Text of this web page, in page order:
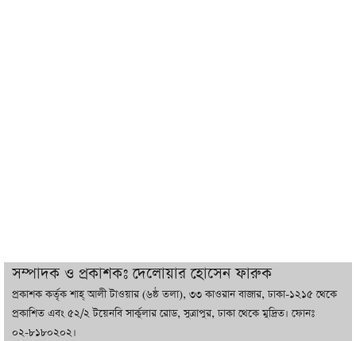
দুবাইয়ে বেনজীরের জামিন বাতিল করতে ল
ফার্ম নিয়োগ করেছে সরকার
সম্পাদক ও প্রকাশকঃ দেলোয়ার হোসেন ফারুক
প্রকাশক কর্তৃক শাহ্ আলী টাওয়ার (৬ষ্ঠ তলা), ৩৩ কাওরান বাজার, ঢাকা-১২১৫ থেকে
প্রকাশিত এবং ৫২/২ টয়েনবি সার্কুলার রোড, সুত্রাপুর, ঢাকা থেকে মুদ্রিত। ফোনঃ
০২-৮১৮০২০২।